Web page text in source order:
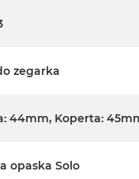
zegarka
44mm, Koperta:
opaska Solo